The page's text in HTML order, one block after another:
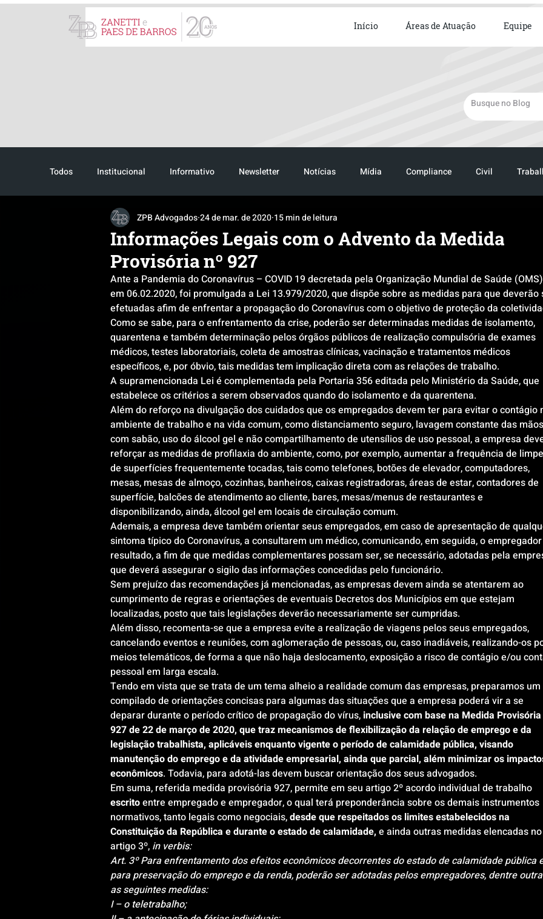
Início Áreas de Atuação Equipe
Todos Institucional Informativo Newsletter Notícias Mídia Compliance Civil
Reconhecimento Tributário Pós-evento
Informações Legais com o Advento da Medida
Provisória nº 927
ZPB Advogados24 de mar. de 2020 15 min de leitura
Ante a Pandemia do Coronavírus – COVID 19 decretada pela Organização Mundial de Saúde
em 06.02.2020, foi promulgada a Lei 13.979/2020, que dispõe sobre as medidas para que deverão
efetuadas afim de enfrentar a propagação do Coronavírus com o objetivo de proteção da
Como se sabe, para o enfrentamento da crise, poderão ser determinadas medidas de isolamento,
quarentena e também determinação pelos órgãos públicos de realização compulsória de exames
médicos, testes laboratoriais, coleta de amostras clínicas, vacinação e tratamentos médicos
específicos, e, por óbvio, tais medidas tem implicação direta com as relações de trabalho.
A supramencionada Lei é complementada pela Portaria 356 editada pelo Ministério da Saúde, que
estabelece os critérios a serem observados quando do isolamento e da quarentena.
Além do reforço na divulgação dos cuidados que os empregados devem ter para evitar o contágio
ambiente de trabalho e na vida comum, como distanciamento seguro, lavagem constante das mãos
com sabão, uso do álcool gel e não compartilhamento de utensílios de uso pessoal, a empresa
reforçar as medidas de profilaxia do ambiente, como, por exemplo, aumentar a frequência de
de superfícies frequentemente tocadas, tais como telefones, botões de elevador, computadores,
mesas, mesas de almoço, cozinhas, banheiros, caixas registradoras, áreas de estar, contadores de
superfície, balcões de atendimento ao cliente, bares, mesas/menus de restaurantes e
disponibilizando, ainda, álcool gel em locais de circulação comum.
Ademais, a empresa deve também orientar seus empregados, em caso de apresentação de
sintoma típico do Coronavírus, a consultarem um médico, comunicando, em seguida, o
resultado, a fim de que medidas complementares possam ser, se necessário, adotadas pela
que deverá assegurar o sigilo das informações concedidas pelo funcionário.
Sem prejuízo das recomendações já mencionadas, as empresas devem ainda se atentarem ao
cumprimento de regras e orientações de eventuais Decretos dos Municípios em que estejam
localizadas, posto que tais legislações deverão necessariamente ser cumpridas.
Além disso, recomenta-se que a empresa evite a realização de viagens pelos seus empregados,
cancelando eventos e reuniões, com aglomeração de pessoas, ou, caso inadiáveis, realizando-os
meios telemáticos, de forma a que não haja deslocamento, exposição a risco de contágio e/ou
pessoal em larga escala.
Tendo em vista que se trata de um tema alheio a realidade comum das empresas, preparamos um
compilado de orientações concisas para algumas das situações que a empresa poderá vir a se
deparar durante o período crítico de propagação do vírus, inclusive com base na Medida Provisória
927 de 22 de março de 2020, que traz mecanismos de flexibilização da relação de emprego e da
legislação trabalhista, aplicáveis enquanto vigente o período de calamidade pública, visando
manutenção do emprego e da atividade empresarial, ainda que parcial, além minimizar os
econômicos. Todavia, para adotá-las devem buscar orientação dos seus advogados.
Em suma, referida medida provisória 927, permite em seu artigo 2º acordo individual de trabalho
escrito entre empregado e empregador, o qual terá preponderância sobre os demais instrumentos
normativos, tanto legais como negociais, desde que respeitados os limites estabelecidos na
Constituição da República e durante o estado de calamidade, e ainda outras medidas elencadas no
artigo 3º, in verbis:
Art. 3º Para enfrentamento dos efeitos econômicos decorrentes do estado de calamidade pública
para preservação do emprego e da renda, poderão ser adotadas pelos empregadores, dentre
as seguintes medidas:
I – o teletrabalho;